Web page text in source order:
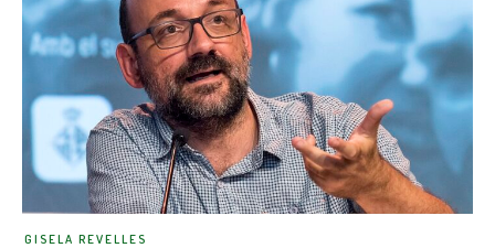
GISELA REVELLES